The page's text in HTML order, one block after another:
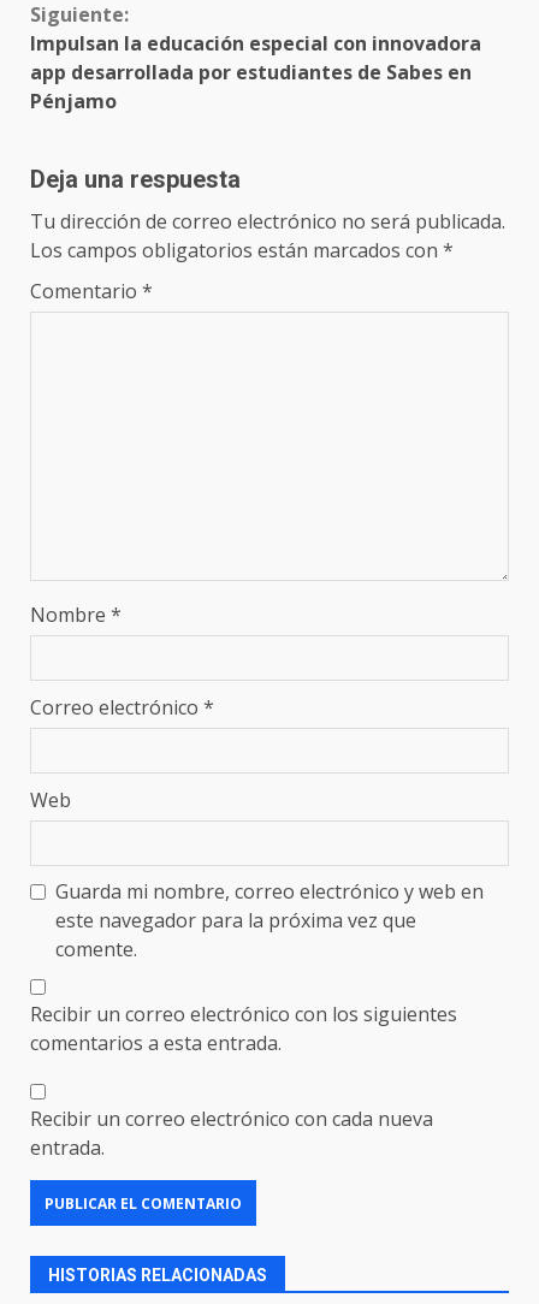
Siguiente:
Impulsan la educación especial con innovadora
app desarrollada por estudiantes de Sabes en
Pénjamo
Deja una respuesta
Tu dirección de correo electrónico no será publicada.
Los campos obligatorios están marcados con *
Comentario *
Nombre *
Correo electrónico *
Web
Guarda mi nombre, correo electrónico y web en
este navegador para la próxima vez que
comente.
Recibir un correo electrónico con los siguientes
comentarios a esta entrada.
Recibir un correo electrónico con cada nueva
entrada.
HISTORIAS RELACIONADAS